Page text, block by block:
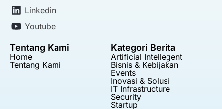
Linkedin
Youtube
Tentang Kami
Home
Tentang Kami
Kategori Berita
Artificial Intellegent
Bisnis & Kebijakan
Events
Inovasi & Solusi
IT Infrastructure
Security
Startup